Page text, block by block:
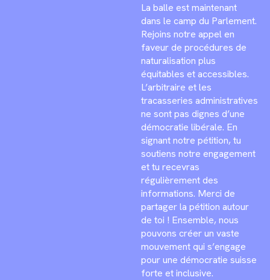
La balle est maintenant
dans le camp du Parlement.
Rejoins notre appel en
faveur de procédures de
naturalisation plus
équitables et accessibles.
L’arbitraire et les
tracasseries administratives
ne sont pas dignes d’une
démocratie libérale. En
signant notre pétition, tu
soutiens notre engagement
et tu recevras
régulièrement des
informations. Merci de
partager la pétition autour
de toi ! Ensemble, nous
pouvons créer un vaste
mouvement qui s’engage
pour une démocratie suisse
forte et inclusive.